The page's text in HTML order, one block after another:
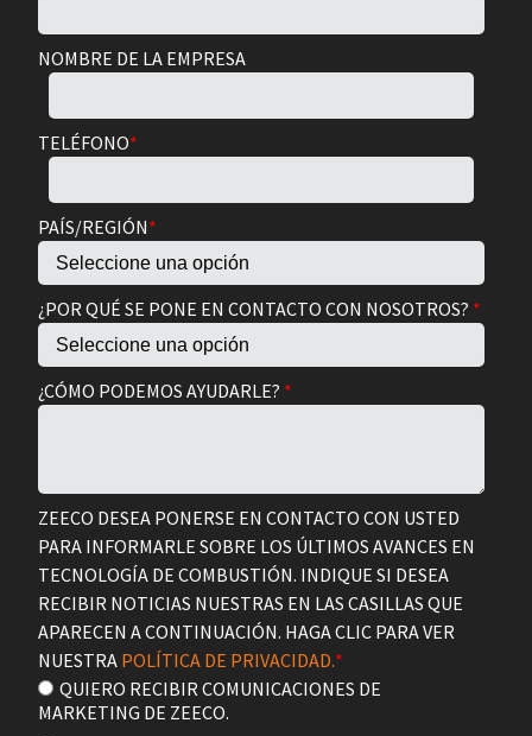
NOMBRE DE LA EMPRESA
TELÉFONO*
PAÍS/REGIÓN*
¿POR QUÉ SE PONE EN CONTACTO CON NOSOTROS? *
¿CÓMO PODEMOS AYUDARLE? *
ZEECO DESEA PONERSE EN CONTACTO CON USTED
PARA INFORMARLE SOBRE LOS ÚLTIMOS AVANCES EN
TECNOLOGÍA DE COMBUSTIÓN. INDIQUE SI DESEA
RECIBIR NOTICIAS NUESTRAS EN LAS CASILLAS QUE
APARECEN A CONTINUACIÓN. HAGA CLIC PARA VER
NUESTRA POLÍTICA DE PRIVACIDAD.*
QUIERO RECIBIR COMUNICACIONES DE
MARKETING DE ZEECO.